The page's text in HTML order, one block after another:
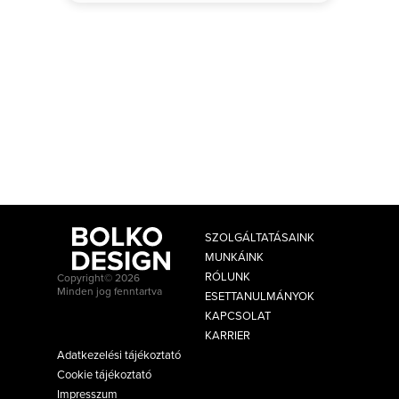
Copyright© 2026
Minden jog fenntartva
SZOLGÁLTATÁSAINK
MUNKÁINK
RÓLUNK
ESETTANULMÁNYOK
KAPCSOLAT
KARRIER
Adatkezelési tájékoztató
Cookie tájékoztató
Impresszum